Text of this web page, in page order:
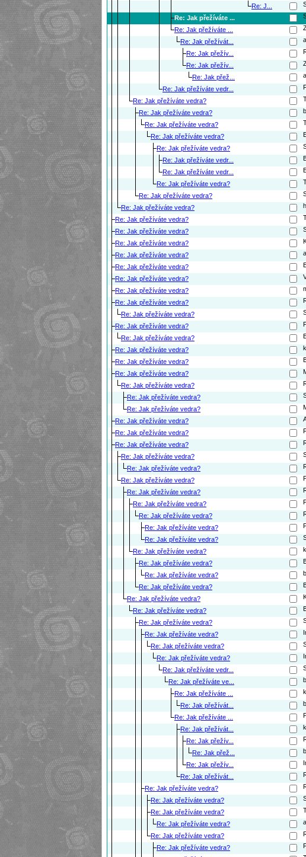
Re: J...
Re: Jak přežíváte ...
Re: Jak přežíváte ...
Re: Jak přežívát...
Re: Jak přežív...
Re: Jak přežív...
Re: Jak přež...
Re: Jak přežíváte vedr...
Re: Jak přežíváte vedra?
Re: Jak přežíváte vedra?
Re: Jak přežíváte vedra?
Re: Jak přežíváte vedra?
Re: Jak přežíváte vedra?
Re: Jak přežíváte vedr...
Re: Jak přežíváte vedr...
Re: Jak přežíváte vedra?
Re: Jak přežíváte vedra?
Re: Jak přežíváte vedra?
Re: Jak přežíváte vedra?
Re: Jak přežíváte vedra?
Re: Jak přežíváte vedra?
Re: Jak přežíváte vedra?
Re: Jak přežíváte vedra?
Re: Jak přežíváte vedra?
Re: Jak přežíváte vedra?
Re: Jak přežíváte vedra?
Re: Jak přežíváte vedra?
Re: Jak přežíváte vedra?
Re: Jak přežíváte vedra?
Re: Jak přežíváte vedra?
Re: Jak přežíváte vedra?
Re: Jak přežíváte vedra?
Re: Jak přežíváte vedra?
Re: Jak přežíváte vedra?
Re: Jak přežíváte vedra?
Re: Jak přežíváte vedra?
Re: Jak přežíváte vedra?
Re: Jak přežíváte vedra?
Re: Jak přežíváte vedra?
Re: Jak přežíváte vedra?
Re: Jak přežíváte vedra?
Re: Jak přežíváte vedra?
Re: Jak přežíváte vedra?
Re: Jak přežíváte vedra?
Re: Jak přežíváte vedra?
Re: Jak přežíváte vedra?
Re: Jak přežíváte vedra?
Re: Jak přežíváte vedra?
Re: Jak přežíváte vedra?
Re: Jak přežíváte vedra?
Re: Jak přežíváte vedra?
Re: Jak přežíváte vedra?
Re: Jak přežíváte vedra?
Re: Jak přežíváte vedra?
Re: Jak přežíváte vedra?
Re: Jak přežíváte vedra?
Re: Jak přežíváte vedr...
Re: Jak přežíváte ve...
Re: Jak přežíváte ...
Re: Jak přežívát...
Re: Jak přežíváte ...
Re: Jak přežívát...
Re: Jak přežív...
Re: Jak přež...
Re: Jak přežív...
Re: Jak přežívát...
Re: Jak přežíváte vedra?
Re: Jak přežíváte vedra?
Re: Jak přežíváte vedra?
Re: Jak přežíváte vedra?
Re: Jak přežíváte vedra?
Re: Jak přežíváte vedra?